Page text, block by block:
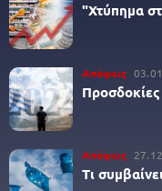
"Χτύπημα
Απόψεις
Απόψεις
Τι